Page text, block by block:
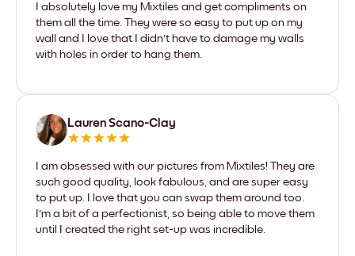
I absolutely love my Mixtiles and get compliments on
them all the time. They were so easy to put up on my
wall and I love that I didn't have to damage my walls
with holes in order to hang them.
Lauren Scano-Clay
I am obsessed with our pictures from Mixtiles! They are
such good quality, look fabulous, and are super easy
to put up. I love that you can swap them around too.
I'm a bit of a perfectionist, so being able to move them
until I created the right set-up was incredible.